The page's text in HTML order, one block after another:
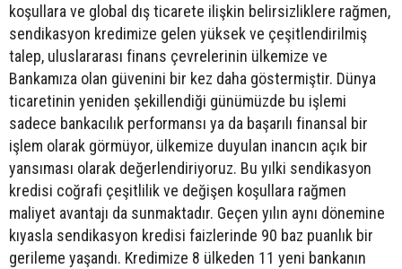
koşullara ve global dış ticarete ilişkin belirsizliklere rağmen,
sendikasyon kredimize gelen yüksek ve çeşitlendirilmiş
talep, uluslararası finans çevrelerinin ülkemize ve
Bankamıza olan güvenini bir kez daha göstermiştir. Dünya
ticaretinin yeniden şekillendiği günümüzde bu işlemi
sadece bankacılık performansı ya da başarılı finansal bir
işlem olarak görmüyor, ülkemize duyulan inancın açık bir
yansıması olarak değerlendiriyoruz. Bu yılki sendikasyon
kredisi coğrafi çeşitlilik ve değişen koşullara rağmen
maliyet avantajı da sunmaktadır. Geçen yılın aynı dönemine
kıyasla sendikasyon kredisi faizlerinde 90 baz puanlık bir
gerileme yaşandı. Kredimize 8 ülkeden 11 yeni bankanın